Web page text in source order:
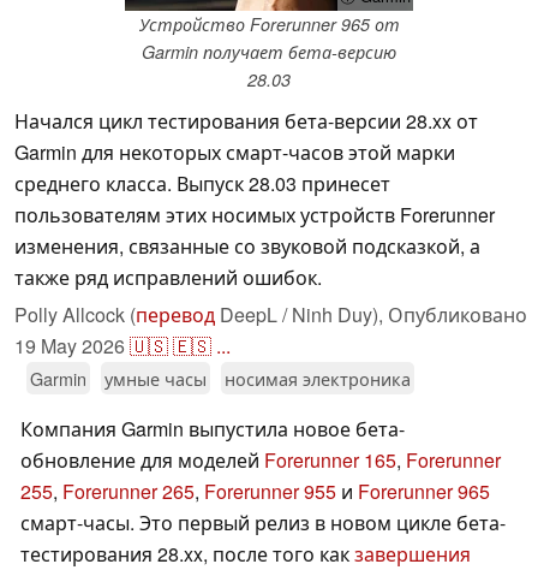
Устройство Forerunner 965 от
Garmin получает бета-версию
28.03
Начался цикл тестирования бета-версии 28.xx от
Garmin для некоторых смарт-часов этой марки
среднего класса. Выпуск 28.03 принесет
пользователям этих носимых устройств Forerunner
изменения, связанные со звуковой подсказкой, а
также ряд исправлений ошибок.
Polly Allcock (перевод DeepL / Ninh Duy), Опубликовано
19 May 2026🇺🇸🇪🇸 ...
Garmin умные часы носимая электроника
Компания Garmin выпустила новое бета-
обновление для моделей Forerunner 165, Forerunner
255, Forerunner 265, Forerunner 955 и Forerunner 965
смарт-часы. Это первый релиз в новом цикле бета-
тестирования 28.xx, после того какзавершения